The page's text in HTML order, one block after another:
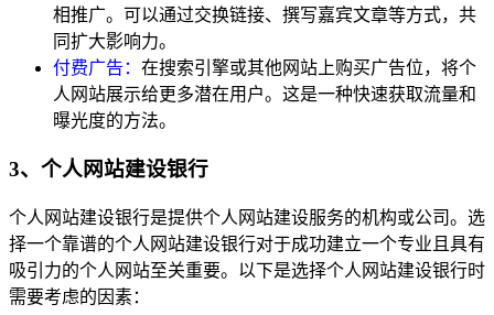
相推广。可以通过交换链接、撰写嘉宾文章等方式，共
同扩大影响力。
付费广告： 在搜索引擎或其他网站上购买广告位，将个
人网站展示给更多潜在用户。这是一种快速获取流量和
曝光度的方法。
3、个人网站建设银行
个人网站建设银行是提供个人网站建设服务的机构或公司。选
择一个靠谱的个人网站建设银行对于成功建立一个专业且具有
吸引力的个人网站至关重要。以下是选择个人网站建设银行时
需要考虑的因素：